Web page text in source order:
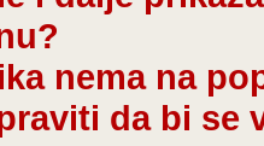
nema na
da bi